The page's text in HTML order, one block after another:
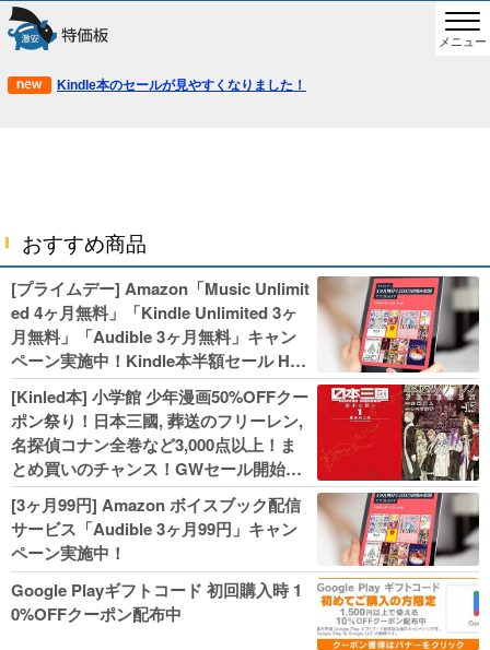
メニュー
Kindle本のセールが見やすくなりました！
おすすめ商品
[プライムデー] Amazon「Music Unlimit
ed 4ヶ月無料」「Kindle Unlimited 3ヶ
月無料」「Audible 3ヶ月無料」キャン
ペーン実施中！Kindle本半額セール HU
NTER×HUNTERなど集英社、無職転生,
幼女戦記などKADOKAWA、キャプテン
翼100円セールも！
[Kinled本] 小学館 少年漫画50%OFFクー
ポン祭り！日本三國, 葬送のフリーレン,
名探偵コナン全巻など3,000点以上！ま
とめ買いのチャンス！GWセール開始！
人気コミック多数 カドカワ祭やIT関連本
がセールに！
[3ヶ月99円] Amazon ボイスブック配信
サービス「Audible 3ヶ月99円」キャン
ペーン実施中！
Google Playギフトコード 初回購入時 1
0%OFFクーポン配布中